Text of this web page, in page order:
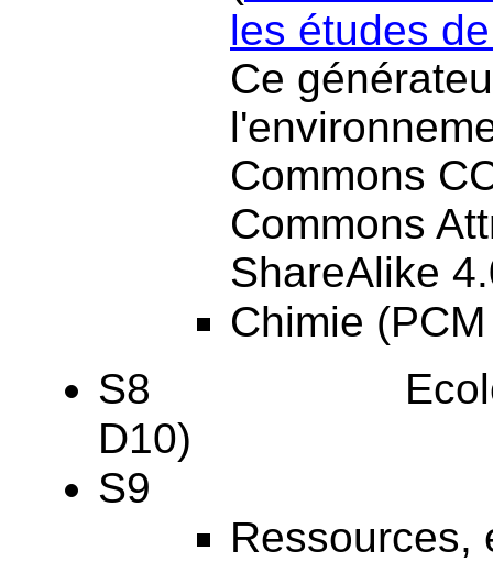
les études
Ce
Commons
Commons
ShareAlike
Chimie
S8 Ecologie
D10)
S9
Ressources,